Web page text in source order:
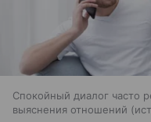
Спокойный диалог часто
выяснения отношений